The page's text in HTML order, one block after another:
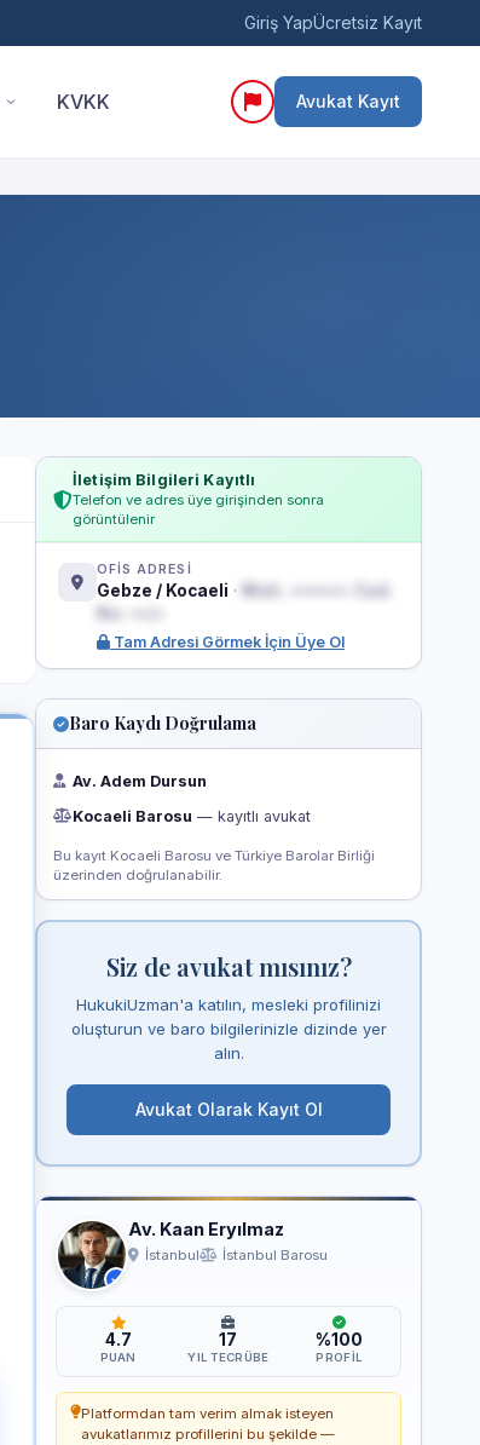
Giriş YapÜcretsiz Kayıt
KVKK Avukat Kayıt
İletişim Bilgileri Kayıtlı
Telefon ve adres üye girişinden sonra
görüntülenir
OFİS ADRESİ
Gebze / Kocaeli ·
Mah. ••••••• Cad.
Tam Adresi Görmek İçin Üye Ol
Baro Kaydı Doğrulama
Av. Adem Dursun
Kocaeli Barosu — kayıtlı avukat
Bu kayıt Kocaeli Barosu ve Türkiye Barolar Birliği
üzerinden doğrulanabilir.
Siz de avukat mısınız?
HukukiUzman'a katılın, mesleki profilinizi
oluşturun ve baro bilgilerinizle dizinde yer
alın.
Avukat Olarak Kayıt Ol
Av. Kaan Eryılmaz
İstanbul İstanbul Barosu
4.7
PUAN
17
YIL TECRÜBE
%100
PROFIL
Platformdan tam verim almak isteyen
avukatlarımız profillerini bu şekilde —